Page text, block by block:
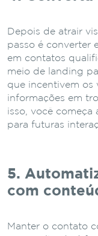
Depois de atrair
passo é converter
em contatos
meio de landing
que incentivem os
informações em
isso, você começa
para futuras
5.
com
Manter o contato